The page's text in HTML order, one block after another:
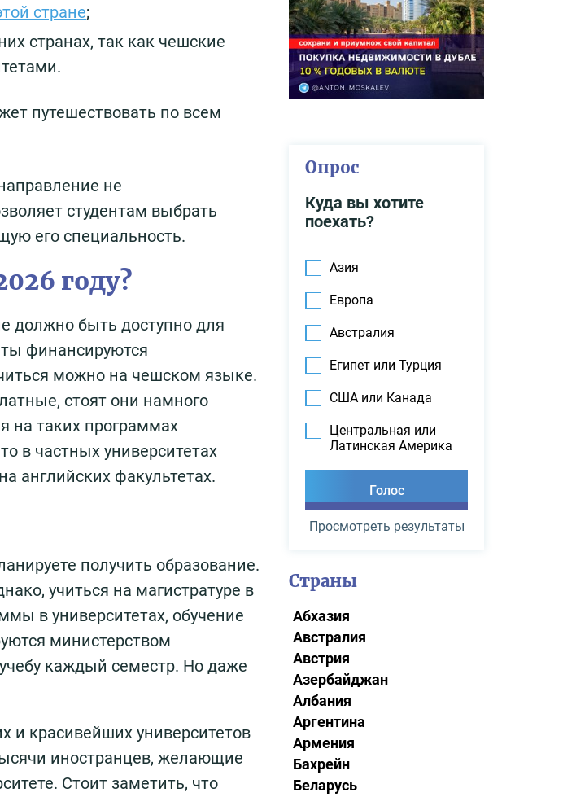
стране;
странах, так как чешские
путешествовать по всем
не
студентам выбрать
его специальность.
году?
должно быть доступно для
финансируются
можно на чешском языке.
стоят они намного
на таких программах
в частных университетах
английских факультетах.
получить образование.
учиться на магистратуре в
в университетах, обучение
министерством
каждый семестр. Но даже
и красивейших университетов
иностранцев, желающие
Стоит заметить, что
Опрос
Куда вы хотите
поехать?
Азия
Европа
Австралия
Египет или Турция
США или Канада
Центральная или
Латинская Америка
Просмотреть результаты
Страны
Абхазия
Австралия
Австрия
Азербайджан
Албания
Аргентина
Армения
Бахрейн
Беларусь